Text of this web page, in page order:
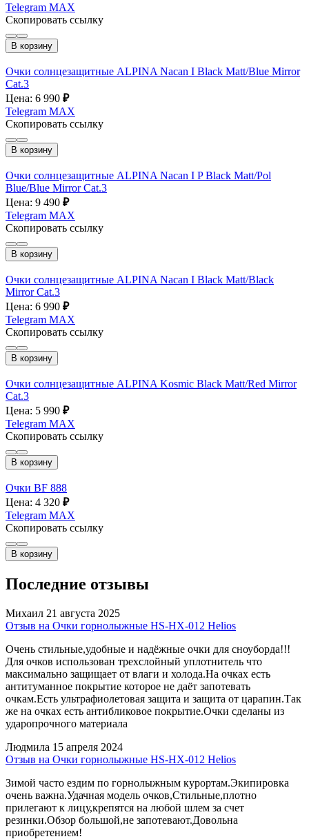
Telegram MAX
Скопировать ссылку
В корзину
Очки солнцезащитные ALPINA Nacan I Black Matt/Blue Mirror
Cat.3
Цена: 6 990 ₽
Telegram MAX
Скопировать ссылку
В корзину
Очки солнцезащитные ALPINA Nacan I P Black Matt/Pol
Blue/Blue Mirror Cat.3
Цена: 9 490 ₽
Telegram MAX
Скопировать ссылку
В корзину
Очки солнцезащитные ALPINA Nacan I Black Matt/Black
Mirror Cat.3
Цена: 6 990 ₽
Telegram MAX
Скопировать ссылку
В корзину
Очки солнцезащитные ALPINA Kosmic Black Matt/Red Mirror
Cat.3
Цена: 5 990 ₽
Telegram MAX
Скопировать ссылку
В корзину
Очки BF 888
Цена: 4 320 ₽
Telegram MAX
Скопировать ссылку
В корзину
Последние отзывы
Михаил 21 августа 2025
Отзыв на Очки горнолыжные HS-HX-012 Helios
Очень стильные,удобные и надёжные очки для сноуборда!!!
Для очков использован трехслойный уплотнитель что
максимально защищает от влаги и холода.На очках есть
антитуманное покрытие которое не даёт запотевать
очкам.Есть ультрафиолетовая защита и защита от царапин.Так
же на очках есть антибликовое покрытие.Очки сделаны из
ударопрочного материала
Людмила 15 апреля 2024
Отзыв на Очки горнолыжные HS-HX-012 Helios
Зимой часто ездим по горнолыжным курортам.Экипировка
очень важна.Удачная модель очков,Стильные,плотно
прилегают к лицу,крепятся на любой шлем за счет
резинки.Обзор большой,не запотевают.Довольна
приобретением!